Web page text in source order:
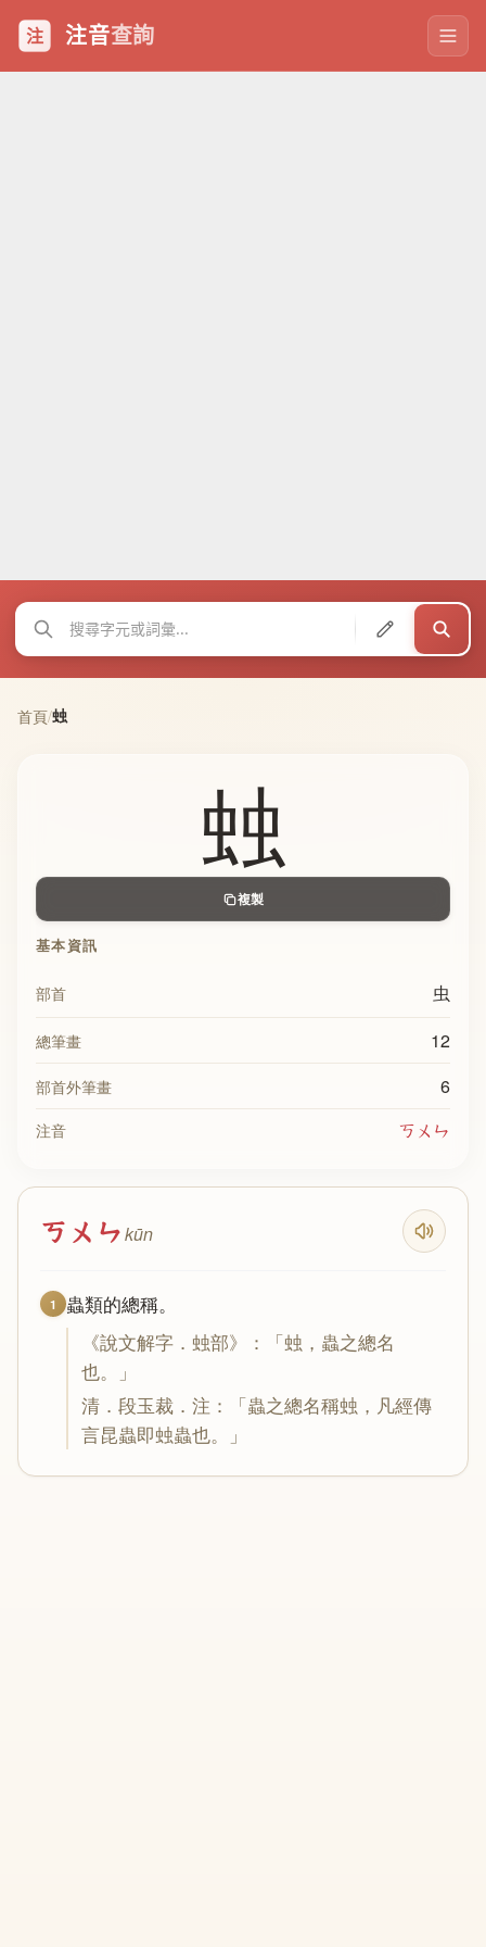
注 注音查詢
首頁/䖵
䖵
複製
基本資訊
部首 虫
總筆畫 12
部首外筆畫 6
注音 ㄎㄨㄣ
ㄎㄨㄣkūn
1 蟲類的總稱。
《說文解字．䖵部》：「䖵，蟲之總名
也。」
清．段玉裁．注：「蟲之總名稱䖵，凡經傳
言昆蟲即䖵蟲也。」